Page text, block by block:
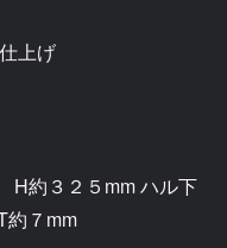
上げ
約３２５mm ハル下
７mm